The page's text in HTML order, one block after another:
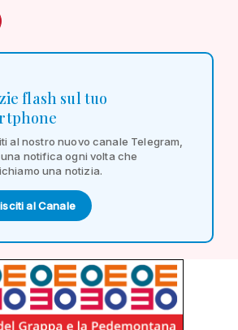
flash sul tuo
al nostro nuovo canale Telegram,
notifica ogni volta che
una notizia.
al Canale